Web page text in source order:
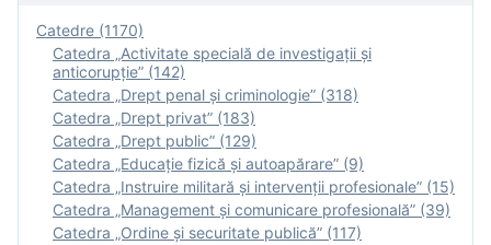
Catedre (1170)
Catedra „Activitate specială de investigaţii şi
anticorupție” (142)
Catedra „Drept penal și criminologie” (318)
Catedra „Drept privat” (183)
Catedra „Drept public” (129)
Catedra „Educație fizică şi autoapărare” (9)
Catedra „Instruire militară şi intervenţii profesionale” (15)
Catedra „Management și comunicare profesională” (39)
Catedra „Ordine și securitate publică” (117)